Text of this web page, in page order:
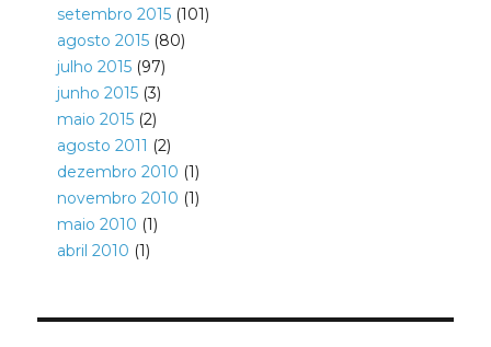
setembro 2015(101)
agosto 2015(80)
julho 2015(97)
junho 2015(3)
maio 2015(2)
agosto 2011 (2)
dezembro 2010 (1)
novembro 2010 (1)
maio 2010 (1)
abril 2010 (1)